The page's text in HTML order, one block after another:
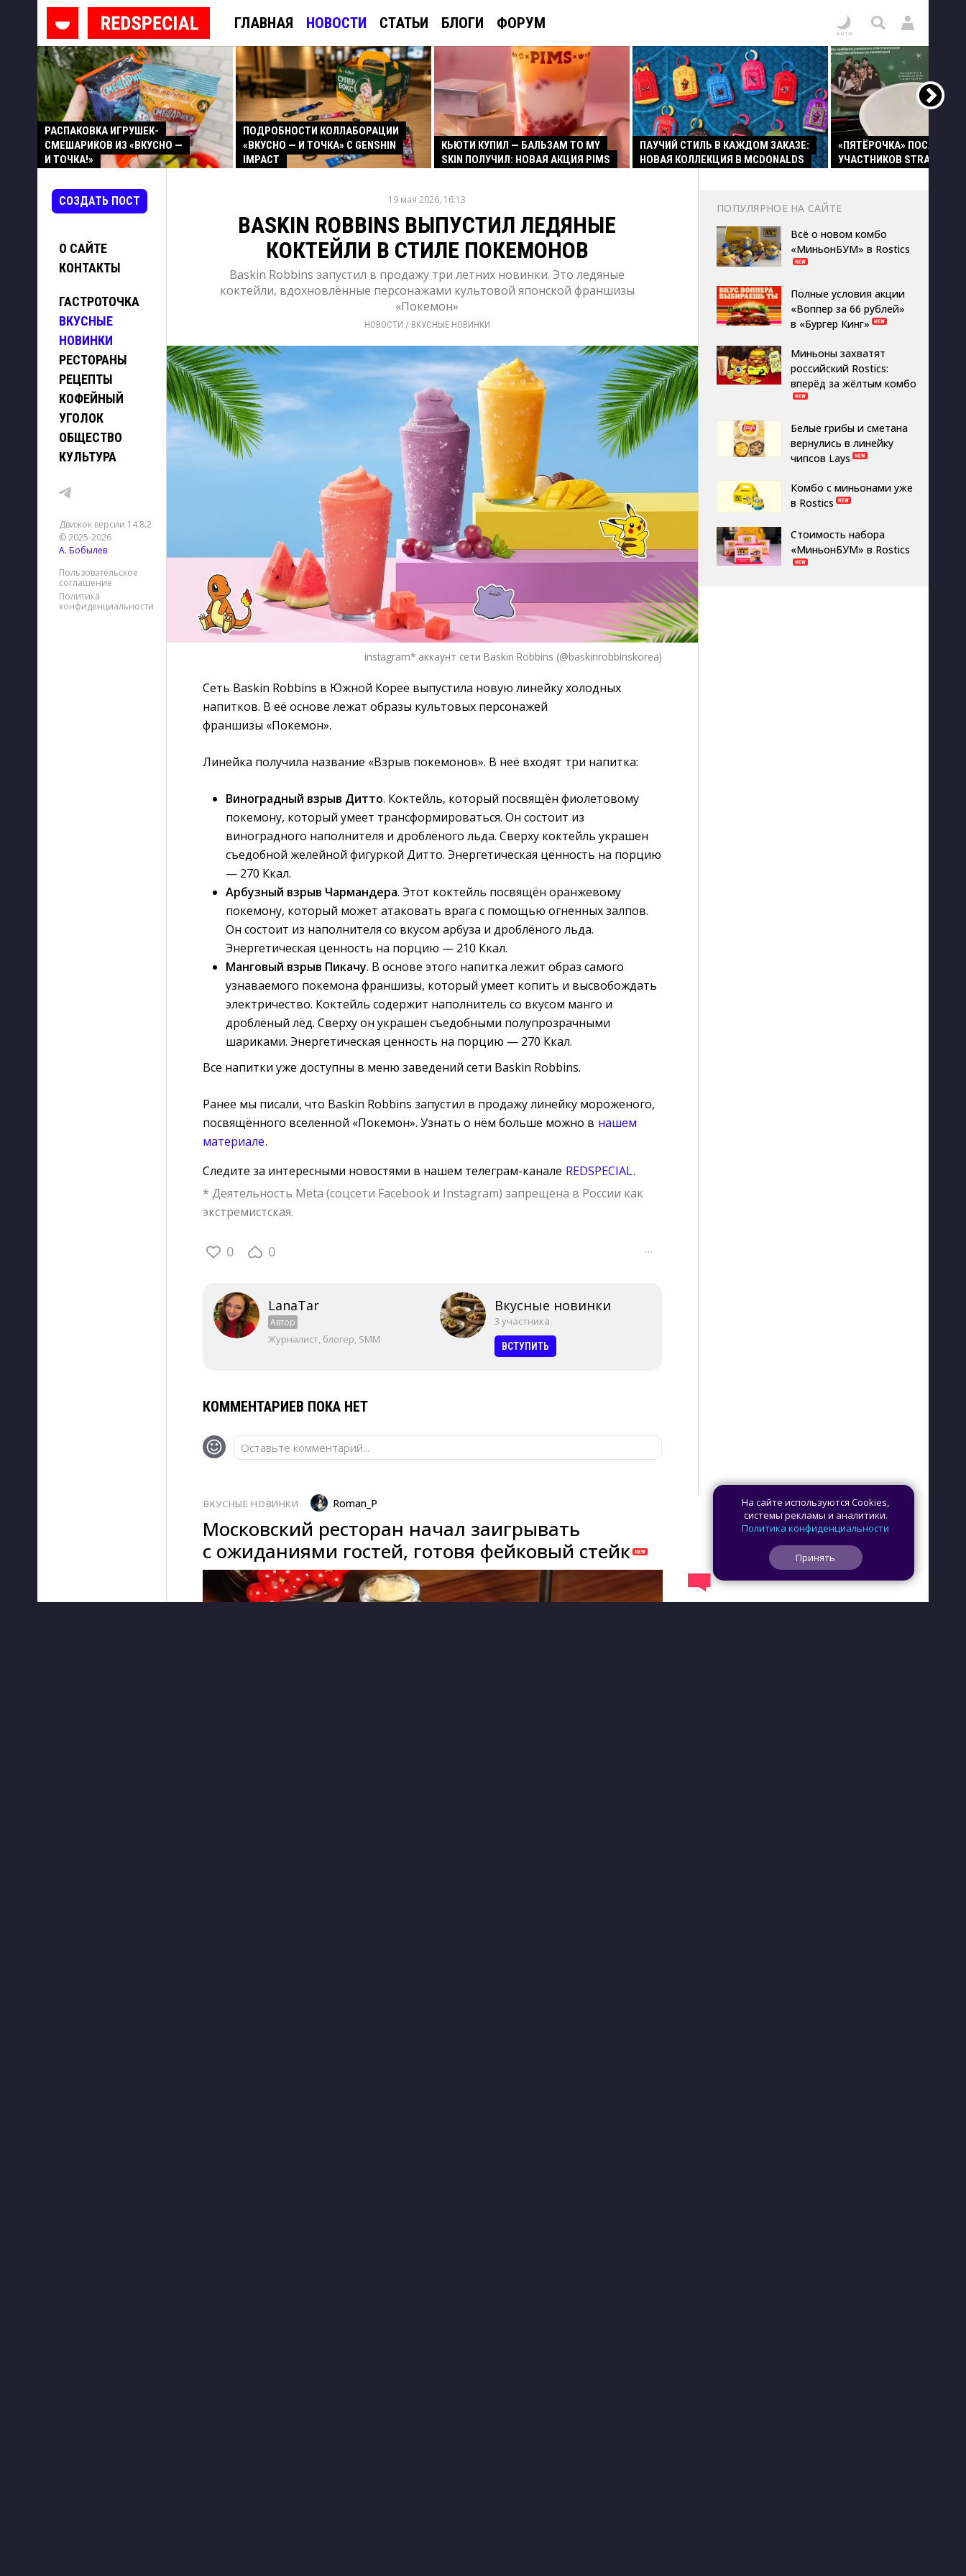
ГЛАВНАЯ НОВОСТИ СТАТЬИ БЛОГИ ФОРУМ
РАСПАКОВКА ИГРУШЕК-
СМЕШАРИКОВ ИЗ «ВКУСНО —
И ТОЧКА!»
ПОДРОБНОСТИ КОЛЛАБОРАЦИИ
«ВКУСНО — И ТОЧКА» С GENSHIN
IMPACT
КЬЮТИ КУПИЛ — БАЛЬЗАМ TO MY
SKIN ПОЛУЧИЛ: НОВАЯ АКЦИЯ PIMS
ПАУЧИЙ СТИЛЬ В КАЖДОМ ЗАКАЗЕ:
НОВАЯ КОЛЛЕКЦИЯ В MCDONALDS
«ПЯТЁРОЧКА» ПОСАДИЛА
УЧАСТНИКОВ STRAY KIDS
СОЗДАТЬ ПОСТ
О САЙТЕ
КОНТАКТЫ
ГАСТРОТОЧКА
ВКУСНЫЕ
НОВИНКИ
РЕСТОРАНЫ
РЕЦЕПТЫ
КОФЕЙНЫЙ
УГОЛОК
ОБЩЕСТВО
КУЛЬТУРА
Движок версии 14.8.2
© 2025-2026
А. Бобылев
Пользовательское
соглашение
Политика
конфиденциальности
19 мая 2026, 16:13
BASKIN ROBBINS ВЫПУСТИЛ ЛЕДЯНЫЕ
КОКТЕЙЛИ В СТИЛЕ ПОКЕМОНОВ
Baskin Robbins запустил в продажу три летних новинки. Это ледяные
коктейли, вдохновлённые персонажами культовой японской франшизы
«Покемон»
НОВОСТИ / ВКУСНЫЕ НОВИНКИ
instagram* аккаунт сети Baskin Robbins (@baskinrobbinskorea)
Сеть Baskin Robbins в Южной Корее выпустила новую линейку холодных
напитков. В её основе лежат образы культовых персонажей
франшизы «Покемон».
Линейка получила название «Взрыв покемонов». В неё входят три напитка:
Виноградный взрыв Дитто. Коктейль, который посвящён фиолетовому
покемону, который умеет трансформироваться. Он состоит из
виноградного наполнителя и дроблёного льда. Сверху коктейль украшен
съедобной желейной фигуркой Дитто. Энергетическая ценность на порцию
— 270 Ккал.
Арбузный взрыв Чармандера. Этот коктейль посвящён оранжевому
покемону, который может атаковать врага с помощью огненных залпов.
Он состоит из наполнителя со вкусом арбуза и дроблёного льда.
Энергетическая ценность на порцию — 210 Ккал.
Манговый взрыв Пикачу. В основе этого напитка лежит образ самого
узнаваемого покемона франшизы, который умеет копить и высвобождать
электричество. Коктейль содержит наполнитель со вкусом манго и
дроблёный лёд. Сверху он украшен съедобными полупрозрачными
шариками. Энергетическая ценность на порцию — 270 Ккал.
Все напитки уже доступны в меню заведений сети Baskin Robbins.
Ранее мы писали, что Baskin Robbins запустил в продажу линейку мороженого,
посвящённого вселенной «Покемон». Узнать о нём больше можно в нашем
материале.
Следите за интересными новостями в нашем телеграм-канале REDSPECIAL.
* Деятельность Meta (соцсети Facebook и Instagram) запрещена в России как
экстремистская.
0 0 ···
LanaTar
Автор
Журналист, блогер, SMM
Вкусные новинки
3 участника
ВСТУПИТЬ
КОММЕНТАРИЕВ ПОКА НЕТ
Оставьте комментарий...
ПОПУЛЯРНОЕ НА САЙТЕ
Всё о новом комбо
«МиньонБУМ» в Rostics
Полные условия акции
«Воппер за 66 рублей»
в «Бургер Кинг»
Миньоны захватят
российский Rostics:
вперёд за жёлтым комбо
Белые грибы и сметана
вернулись в линейку
чипсов Lays
Комбо с миньонами уже
в Rostics
Стоимость набора
«МиньонБУМ» в Rostics
ВКУСНЫЕ НОВИНКИ Roman_P
Московский ресторан начал заигрывать
с ожиданиями гостей, готовя фейковый стейк
На сайте используются Cookies,
системы рекламы и аналитики.
Политика конфиденциальности
Принять